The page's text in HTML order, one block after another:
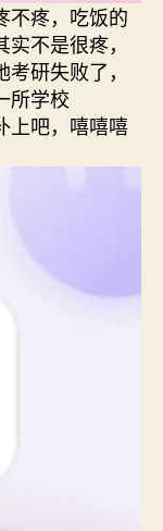
不疼，吃饭的
不是很疼，
研失败了，
所学校
上吧，嘻嘻嘻